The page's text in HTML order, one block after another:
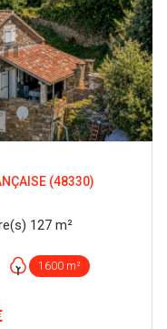
(48330)
Mas 5 pièce(s) 3 chambre(s) 127 m²
1600 m²